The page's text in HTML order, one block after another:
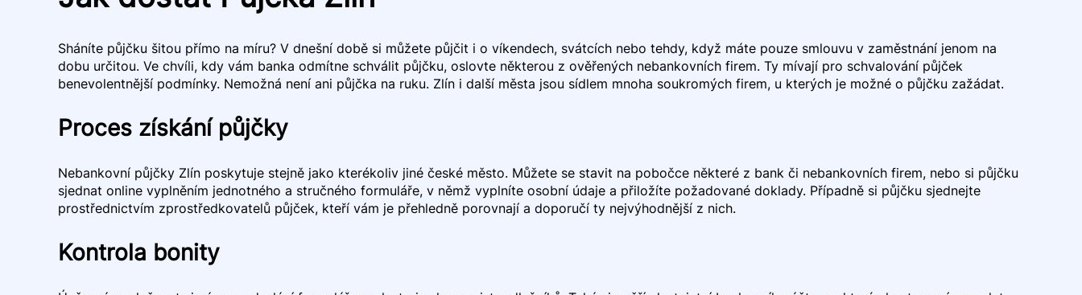
Sháníte půjčku šitou přímo na míru? V dnešní době si můžete půjčit i o víkendech, svátcích nebo tehdy, když máte pouze smlouvu v zaměstnání jenom na
dobu určitou. Ve chvíli, kdy vám banka odmítne schválit půjčku, oslovte některou z ověřených nebankovních firem. Ty mívají pro schvalování půjček
benevolentnější podmínky. Nemožná není ani půjčka na ruku. Zlín i další města jsou sídlem mnoha soukromých firem, u kterých je možné o půjčku zažádat.
Proces získání půjčky
Nebankovní půjčky Zlín poskytuje stejně jako kterékoliv jiné české město. Můžete se stavit na pobočce některé z bank či nebankovních firem, nebo si půjčku
sjednat online vyplněním jednotného a stručného formuláře, v němž vyplníte osobní údaje a přiložíte požadované doklady. Případně si půjčku sjednejte
prostřednictvím zprostředkovatelů půjček, kteří vám je přehledně porovnají a doporučí ty nejvýhodnější z nich.
Kontrola bonity